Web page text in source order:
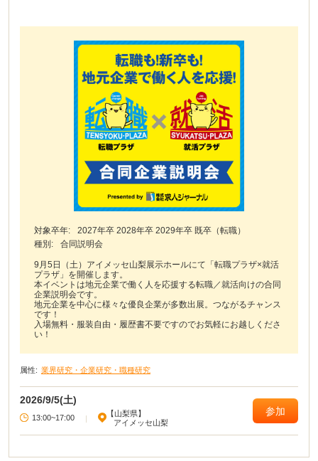
対象卒年:
2027年卒 2028年卒 2029年卒 既卒（転職）
種別:
合同説明会
9月5日（土）アイメッセ山梨展示ホールにて「転職プラザ×就活
プラザ」を開催します。
本イベントは地元企業で働く人を応援する転職／就活向けの合同
企業説明会です。
地元企業を中心に様々な優良企業が多数出展。つながるチャンス
です！
入場無料・服装自由・履歴書不要ですのでお気軽にお越しくださ
い！
属性: 業界研究・企業研究・職種研究
2026/9/5(土)
13:00~17:00 |
【山梨県】
アイメッセ山梨
参加